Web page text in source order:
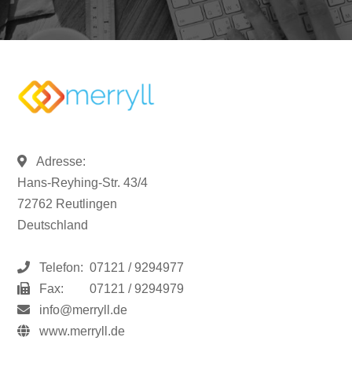
Adresse:
Hans-Reyhing-Str. 43/4
72762 Reutlingen
Deutschland
Telefon: 07121 / 9294977
Fax:
07121 / 9294979
info@merryll.de
www.merryll.de